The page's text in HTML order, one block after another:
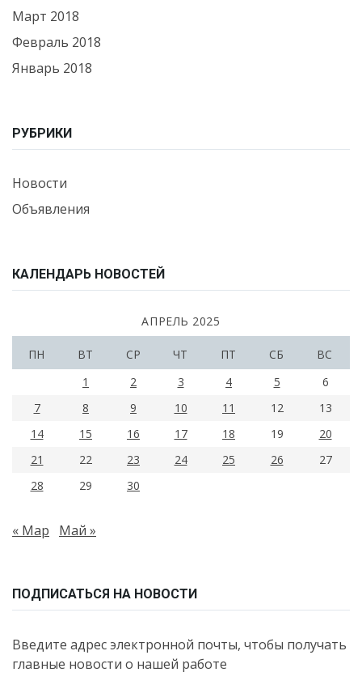
Март 2018
Февраль 2018
Январь 2018
РУБРИКИ
Новости
Объявления
КАЛЕНДАРЬ НОВОСТЕЙ
АПРЕЛЬ 2025
ПН ВТ СР ЧТ ПТ СБ
ВС
1
2 3 4 5
6
7
8 9 10 11 12
13
14
15 16 17 18 19
20
21
22 23 24 25 26
27
28
29 30
« Мар Май »
ПОДПИСАТЬСЯ НА НОВОСТИ
Введите адрес электронной почты, чтобы получать
главные новости о нашей работе